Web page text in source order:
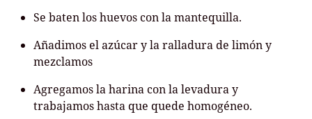
Se baten los huevos con la mantequilla.
Añadimos el azúcar y la ralladura de limón y
mezclamos
Agregamos la harina con la levadura y
trabajamos hasta que quede homogéneo.